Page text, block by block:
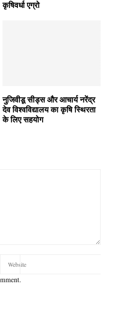
कृषिवर्धा एग्रो
नुजिवीडू सीड्स और आचार्य नरेंद्र
देव विश्वविद्यालय का कृषि स्थिरता
के लिए सहयोग